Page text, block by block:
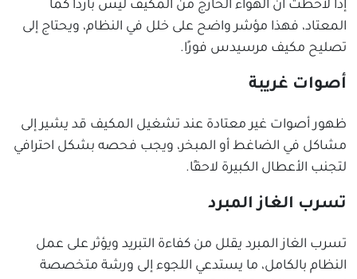
إذا لاحظت أن الهواء الخارج من المكيف ليس بارداً كما
المعتاد، فهذا مؤشر واضح على خلل في النظام، ويحتاج إلى
تصليح مكيف مرسيدس فورًا.
أصوات غريبة
ظهور أصوات غير معتادة عند تشغيل المكيف قد يشير إلى
مشاكل في الضاغط أو المبخر، ويجب فحصه بشكل احترافي
لتجنب الأعطال الكبيرة لاحقًا.
تسرب الغاز المبرد
تسرب الغاز المبرد يقلل من كفاءة التبريد ويؤثر على عمل
النظام بالكامل، ما يستدعي اللجوء إلى ورشة متخصصة